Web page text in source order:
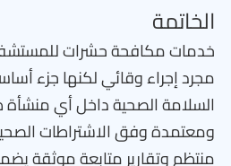
الخاتمة
خدمات مكافحة حشرات
مجرد إجراء وقائي لكنها جزء
السلامة الصحية داخل أي منشأة
ومعتمدة وفق الاشتراطات
منتظم وتقارير متابعة موثقة